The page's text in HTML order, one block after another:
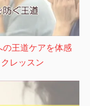
王道ケアを体感
レッスン